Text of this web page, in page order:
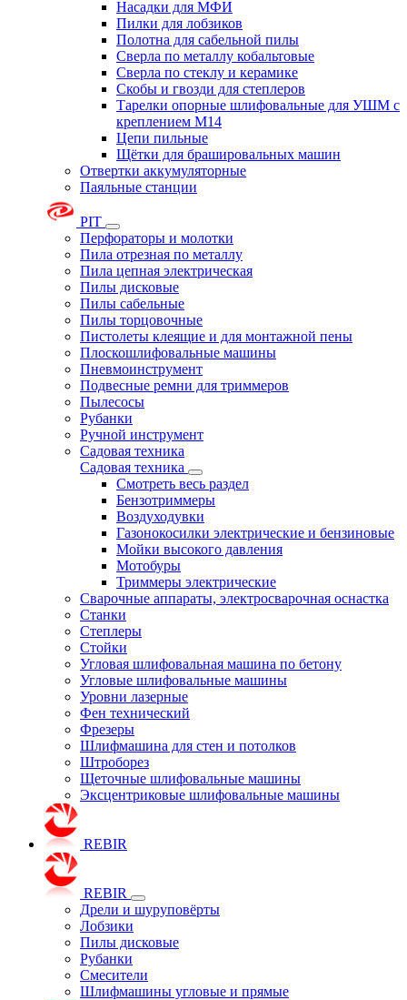
Насадки для МФИ
Пилки для лобзиков
Полотна для сабельной пилы
Сверла по металлу кобальтовые
Сверла по стеклу и керамике
Скобы и гвозди для степлеров
Тарелки опорные шлифовальные для УШМ с
креплением М14
Цепи пильные
Щётки для брашировальных машин
Отвертки аккумуляторные
Паяльные станции
PIT
Перфораторы и молотки
Пила отрезная по металлу
Пила цепная электрическая
Пилы дисковые
Пилы сабельные
Пилы торцовочные
Пистолеты клеящие и для монтажной пены
Плоскошлифовальные машины
Пневмоинструмент
Подвесные ремни для триммеров
Пылесосы
Рубанки
Ручной инструмент
Садовая техника
Садовая техника
Смотреть весь раздел
Бензотриммеры
Воздуходувки
Газонокосилки электрические и бензиновые
Мойки высокого давления
Мотобуры
Триммеры электрические
Сварочные аппараты, электросварочная оснастка
Станки
Степлеры
Стойки
Угловая шлифовальная машина по бетону
Угловые шлифовальные машины
Уровни лазерные
Фен технический
Фрезеры
Шлифмашина для стен и потолков
Штроборез
Щеточные шлифовальные машины
Эксцентриковые шлифовальные машины
REBIR
REBIR
Дрели и шуруповёрты
Лобзики
Пилы дисковые
Рубанки
Смесители
Шлифмашины угловые и прямые